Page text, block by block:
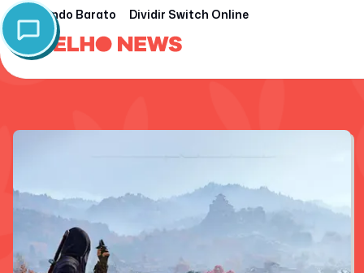
Nintendo Barato Dividir Switch Online